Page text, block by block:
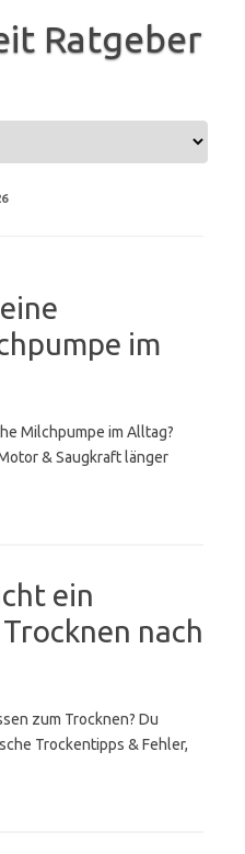
Ratgeber
im
Milchpumpe im Alltag?
& Saugkraft länger
ein
nach
zum Trocknen? Du
Trockentipps & Fehler,